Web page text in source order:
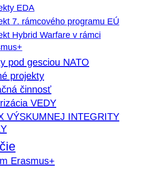
EDA
7. rámcového programu EÚ
Hybrid Warfare v rámci
pod gesciou NATO
projekty
činnosť
VEDY
VÝSKUMNEJ INTEGRITY
Erasmus+